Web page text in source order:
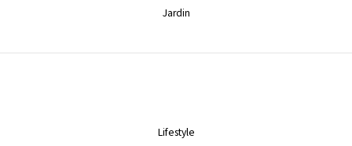
Jardin
Lifestyle